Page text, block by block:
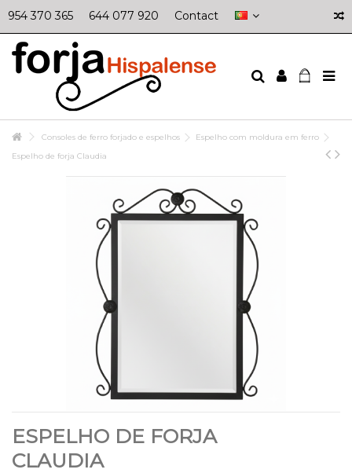
954 370 365 644 077 920 Contact
Consoles de ferro forjado e espelhos
Espelho com moldura em ferro
Espelho de forja Claudia
ESPELHO DE FORJA
CLAUDIA